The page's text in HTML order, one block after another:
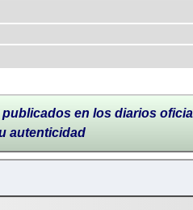
en los diarios
autenticidad